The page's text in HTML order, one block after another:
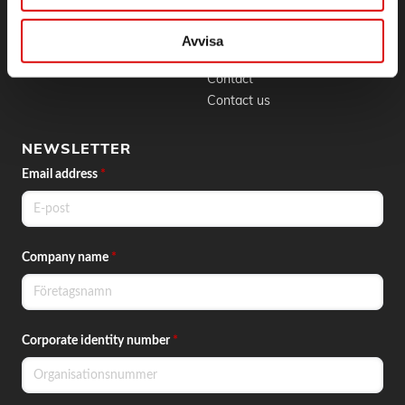
Avvisa
BLI KUND CONTACT
Phone:
Email:info@order.se
Contact
Contact us
NEWSLETTER
Email address *
Company name *
Corporate identity number *